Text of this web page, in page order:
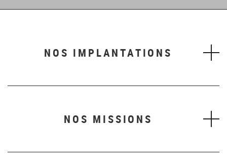
NOS IMPLANTATIONS
NOS MISSIONS